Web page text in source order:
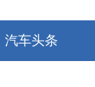
汽车头条